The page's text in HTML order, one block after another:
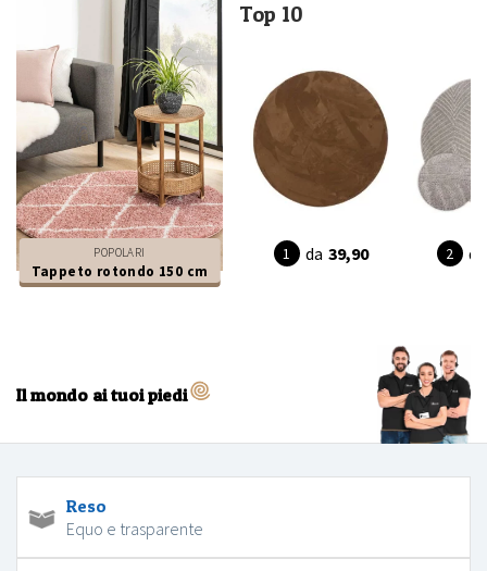
POPOLARI
Tappeto rotondo 150 cm
Top 10
da 39,90 da
Il mondo ai tuoi piedi
Reso
Equo e trasparente